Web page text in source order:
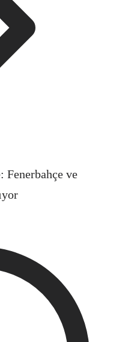
Fenerbahçe ve